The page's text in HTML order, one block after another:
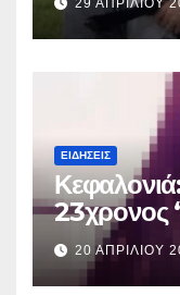
29 ΑΠΡΙΛΊΟΥ
ΕΙΔΉΣΕΙΣ
23χρονος
Μυρτούς
20 ΑΠΡΙΛΊΟΥ